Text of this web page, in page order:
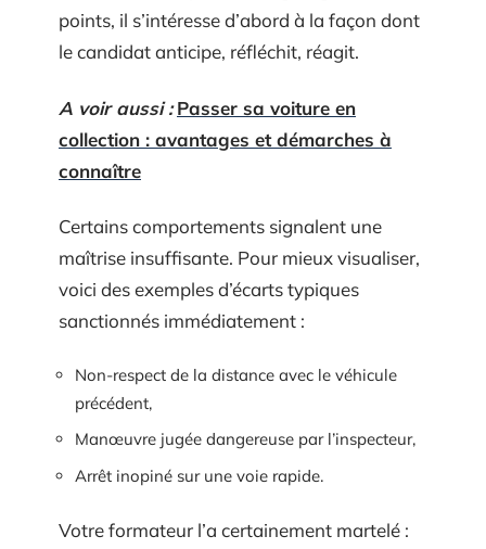
points, il s’intéresse d’abord à la façon dont
le candidat anticipe, réfléchit, réagit.
A voir aussi : Passer sa voiture en
collection : avantages et démarches à
connaître
Certains comportements signalent une
maîtrise insuffisante. Pour mieux visualiser,
voici des exemples d’écarts typiques
sanctionnés immédiatement :
Non-respect de la distance avec le véhicule
précédent,
Manœuvre jugée dangereuse par l’inspecteur,
Arrêt inopiné sur une voie rapide.
Votre formateur l’a certainement martelé :